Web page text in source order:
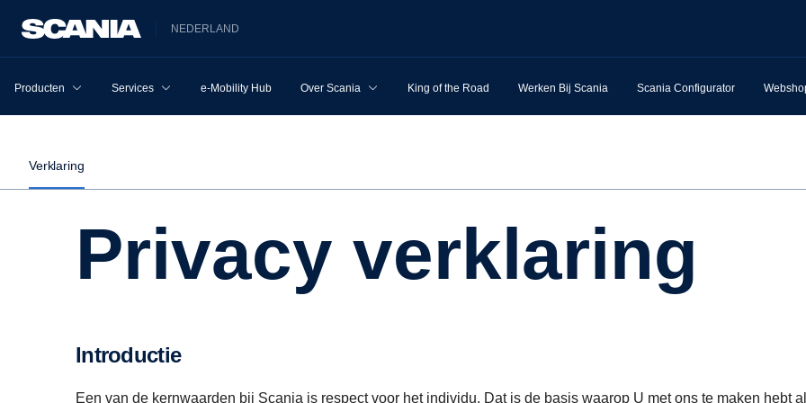
NEDERLAND
Producten Services e-Mobility Hub Over Scania King of the Road Werken Bij Scania Scania Configurator
Verklaring
Privacy verklaring
Introductie
Een van de kernwaarden bij Scania is respect voor het individu. Dat is de basis waarop U met ons te maken hebt